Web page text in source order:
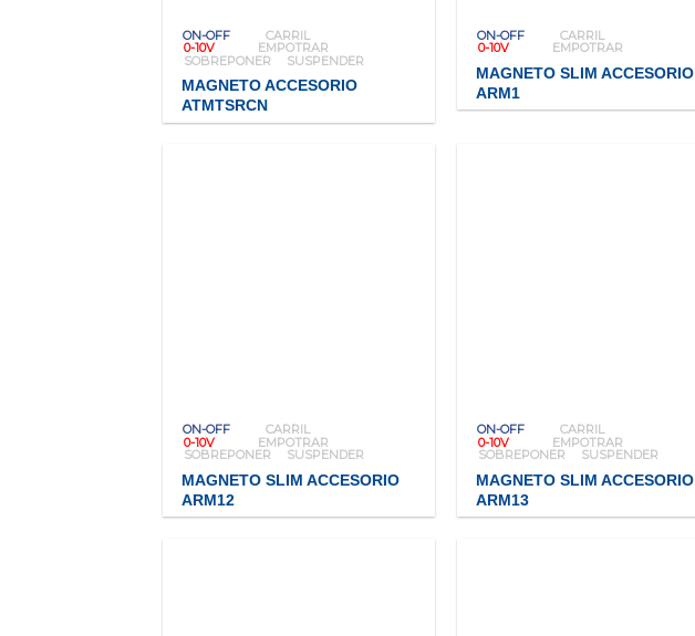
ON-OFF
CARRIL
0-10V
EMPOTRAR
SOBREPONER
SUSPENDER
MAGNETO ACCESORIO
ATMTSRCN
ON-OFF
CARRIL
0-10V
EMPOTRAR
MAGNETO SLIM ACCESORIO
ARM1
ON-OFF
CARRIL
0-10V
EMPOTRAR
SOBREPONER
SUSPENDER
MAGNETO SLIM ACCESORIO
ARM12
ON-OFF
CARRIL
0-10V
EMPOTRAR
SOBREPONER
SUSPENDER
MAGNETO SLIM ACCESORIO
ARM13